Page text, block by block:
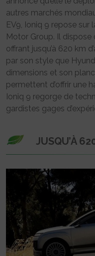
autres marchés
EV9, Ioniq 9 repose
Motor Group. Il dispose
offrant jusqu’à 620 km
par son style que
dimensions et son
permettent d’offrir une
Ioniq 9 regorge de
gardistes gages
JUSQU’À